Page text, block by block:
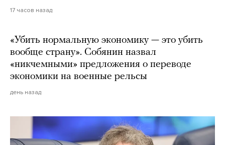
17 часов назад
«Убить нормальную экономику — это убить
вообще страну». Собянин назвал
«никчемными» предложения о переводе
экономики на военные рельсы
день назад